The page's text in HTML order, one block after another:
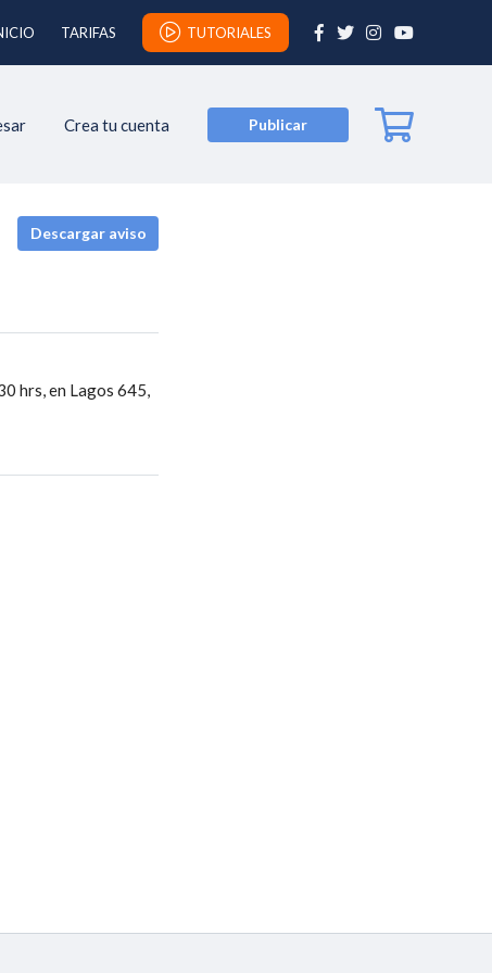
TARIFAS TUTORIALES
Crea tu cuenta Publicar
Descargar aviso
hrs, en Lagos 645,